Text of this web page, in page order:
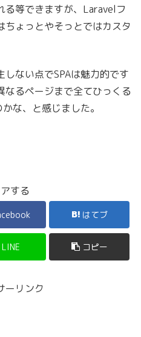
る等できますが、Laravelフ
ちょっとやそっとではカスタ
ない点でSPAは魅力的です
なるページまで全てひっくる
な、と感じました。
する
はてブ
LINE コピー
ーリンク